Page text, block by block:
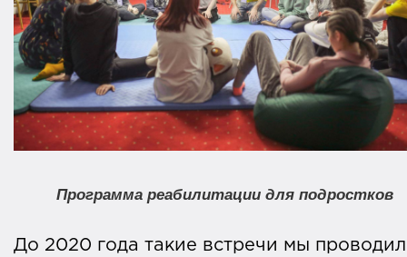
Программа реабилитации для подростков
До 2020 года такие встречи мы